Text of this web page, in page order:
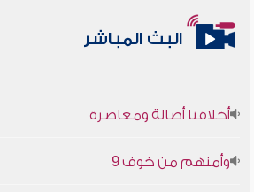
البث المباشر
أخلاقنا أصالة ومعاصرة
وأمنهم من خوف 9